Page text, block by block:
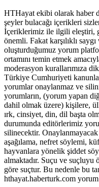
HTHayat ekibi olarak haber
şeyler bulacağı içerikleri
İçeriklerimiz ile ilgili eleştiri,
önemli. Fakat karşılıklı
oluşturduğumuz yorum
ortamını temin etmek
moderasyon kurallarımıza
Türkiye Cumhuriyeti
yorumlar onaylanmaz ve
yorumların, (yorum yapan
dahil olmak üzere) kişilere,
ırk, cinsiyet, din, dil başta
durumunda editörlerimiz
silinecektir.
aşağılama, nefret söylemi,
hayvanlara yönelik şiddet
almaktadır. Suçu ve suçluyu
göre suçtur. Bu nedenle bu
hthayat.haberturk.com yorum